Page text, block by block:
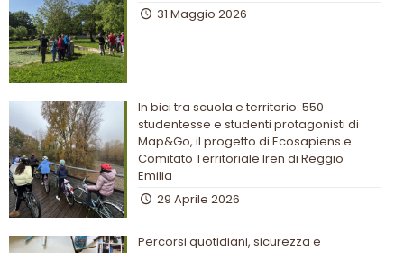
31 Maggio 2026
In bici tra scuola e territorio: 550
studentesse e studenti protagonisti di
Map&Go, il progetto di Ecosapiens e
Comitato Territoriale Iren di Reggio
Emilia
29 Aprile 2026
Percorsi quotidiani, sicurezza e